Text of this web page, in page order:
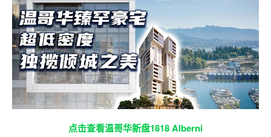
点击查看温哥华新盘1818 Alberni